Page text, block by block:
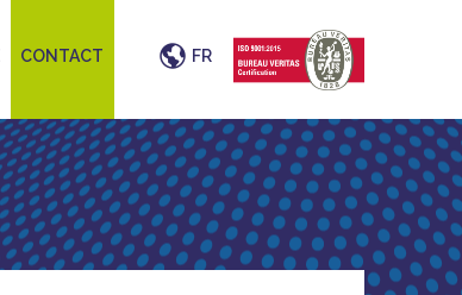
CONTACT FR